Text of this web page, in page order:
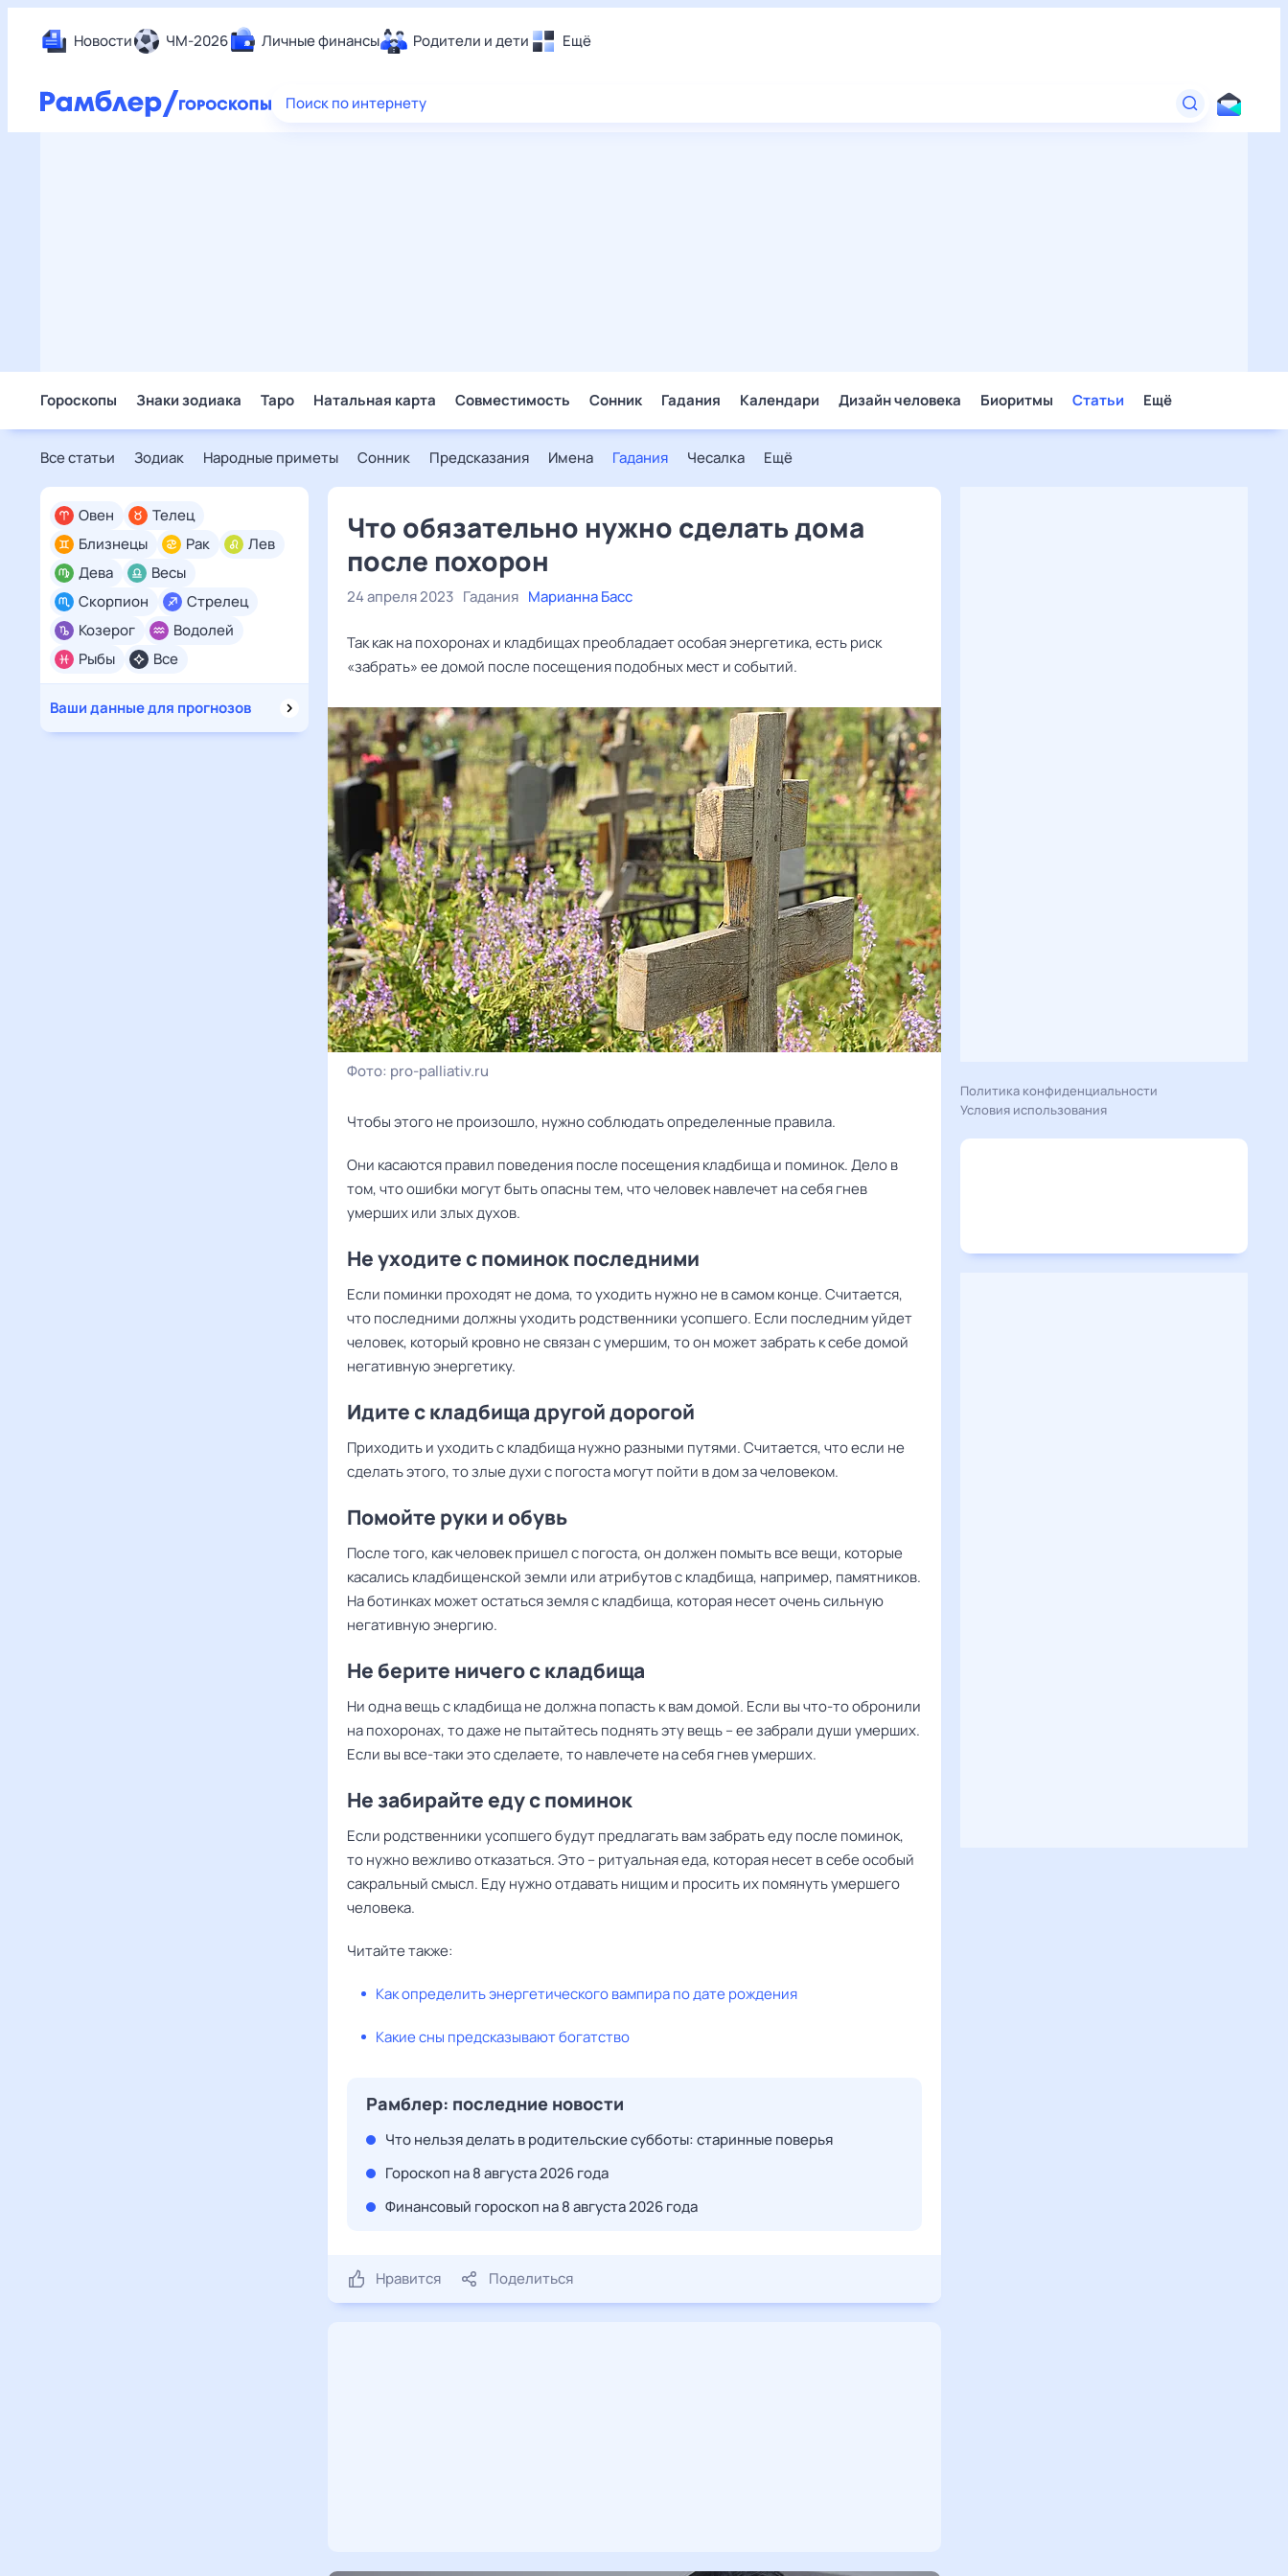
Новости ЧМ-2026 Личные финансы Родители и дети Ещё
Еда
Поиск по интернету
Гороскопы Знаки зодиака Таро Натальная карта Совместимость Сонник Гадания Календари Дизайн человека Биоритмы Статьи Ещё
Все статьи Зодиак Народные приметы Сонник Предсказания Имена Гадания Чесалка Ещё
Все
Овен
Телец
Близнецы
Рак
Лев
Дева
Весы
Скорпион
Стрелец
Козерог
Водолей
Рыбы
Ваши данные для прогнозов
Что обязательно нужно сделать дома
после похорон
24 апреля 2023 Гадания Марианна Басс
Так как на похоронах и кладбищах преобладает особая энергетика, есть риск
«забрать» ее домой после посещения подобных мест и событий.
Фото: pro-palliativ.ru
Чтобы этого не произошло, нужно соблюдать определенные правила.
Они касаются правил поведения после посещения кладбища и поминок. Дело в
том, что ошибки могут быть опасны тем, что человек навлечет на себя гнев
умерших или злых духов.
Не уходите с поминок последними
Если поминки проходят не дома, то уходить нужно не в самом конце. Считается,
что последними должны уходить родственники усопшего. Если последним уйдет
человек, который кровно не связан с умершим, то он может забрать к себе домой
негативную энергетику.
Идите с кладбища другой дорогой
Приходить и уходить с кладбища нужно разными путями. Считается, что если не
сделать этого, то злые духи с погоста могут пойти в дом за человеком.
Помойте руки и обувь
После того, как человек пришел с погоста, он должен помыть все вещи, которые
касались кладбищенской земли или атрибутов с кладбища, например, памятников.
На ботинках может остаться земля с кладбища, которая несет очень сильную
негативную энергию.
Не берите ничего с кладбища
Ни одна вещь с кладбища не должна попасть к вам домой. Если вы что-то обронили
на похоронах, то даже не пытайтесь поднять эту вещь – ее забрали души умерших.
Если вы все-таки это сделаете, то навлечете на себя гнев умерших.
Не забирайте еду с поминок
Если родственники усопшего будут предлагать вам забрать еду после поминок,
то нужно вежливо отказаться. Это – ритуальная еда, которая несет в себе особый
сакральный смысл. Еду нужно отдавать нищим и просить их помянуть умершего
человека.
Читайте также:
Как определить энергетического вампира по дате рождения
Какие сны предсказывают богатство
Рамблер: последние новости
Что нельзя делать в родительские субботы: старинные поверья
Гороскоп на 8 августа 2026 года
Финансовый гороскоп на 8 августа 2026 года
Нравится Поделиться
Политика конфиденциальности
Условия использования